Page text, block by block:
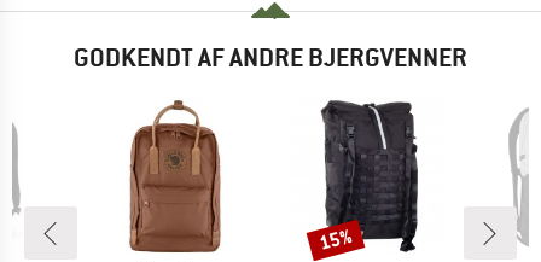
GODKENDT AF ANDRE BJERGVENNER
Rabat
15%